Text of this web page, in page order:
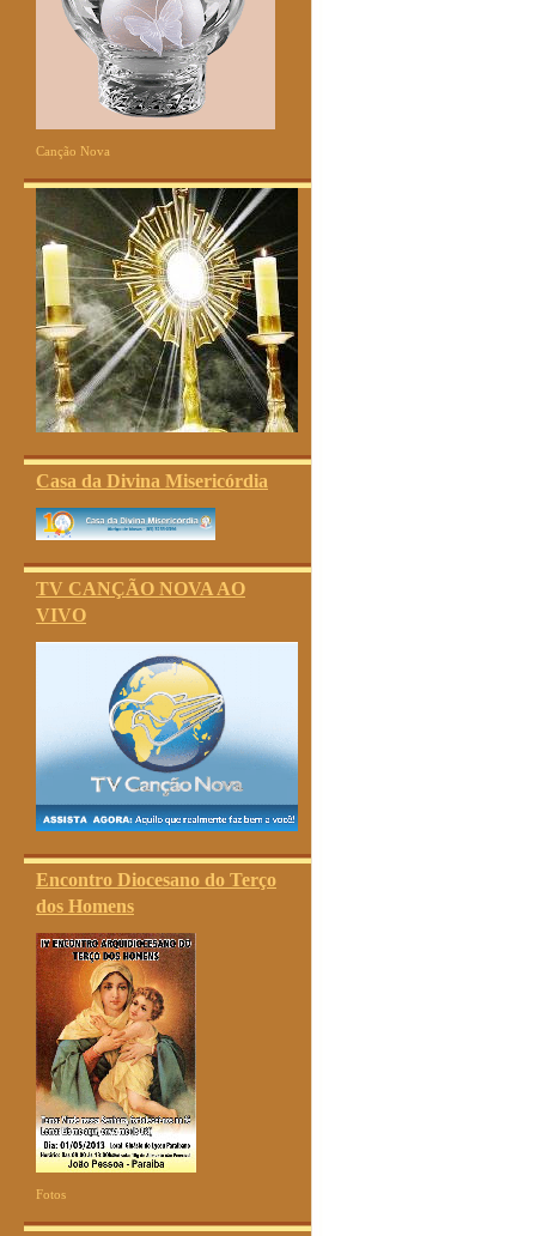
Canção Nova
Casa da Divina Misericórdia
TV CANÇÃO NOVA AO
VIVO
Encontro Diocesano do Terço
dos Homens
Fotos